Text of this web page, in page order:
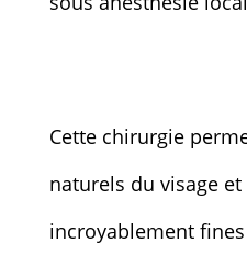
Cette chirurgie
naturels du visage
incroyablement